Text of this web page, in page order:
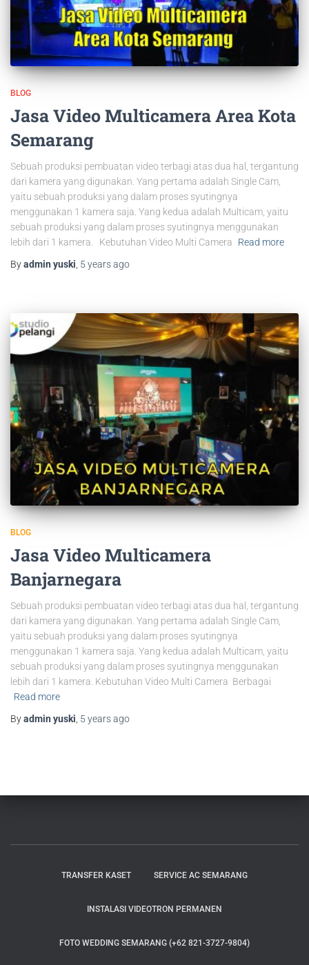
BLOG
Jasa Video Multicamera Area Kota
Semarang
Sebuah produksi pembuatan video terbagi atas dua hal, tergantung
dari kamera yang digunakan. Yang pertama adalah Single Cam,
yaitu sebuah produksi yang dalam proses syutingnya
menggunakan 1 kamera saja. Yang kedua adalah Multicam, yaitu
sebuah produksi yang dalam proses syutingnya menggunakan
lebih dari 1 kamera. Kebutuhan Video Multi Camera
Read more
Byadmin yuski 5 yearsago
BLOG
Jasa Video Multicamera
Banjarnegara
Sebuah produksi pembuatan video terbagi atas dua hal, tergantung
dari kamera yang digunakan. Yang pertama adalah Single Cam,
yaitu sebuah produksi yang dalam proses syutingnya
menggunakan 1 kamera saja. Yang kedua adalah Multicam, yaitu
sebuah produksi yang dalam proses syutingnya menggunakan
lebih dari 1 kamera. Kebutuhan Video Multi Camera Berbagai
Read more
Byadmin yuski 5 yearsago
TRANSFER KASET SERVICE AC SEMARANG
INSTALASI VIDEOTRON PERMANEN
FOTO WEDDING SEMARANG (+62 821-3727-9804)